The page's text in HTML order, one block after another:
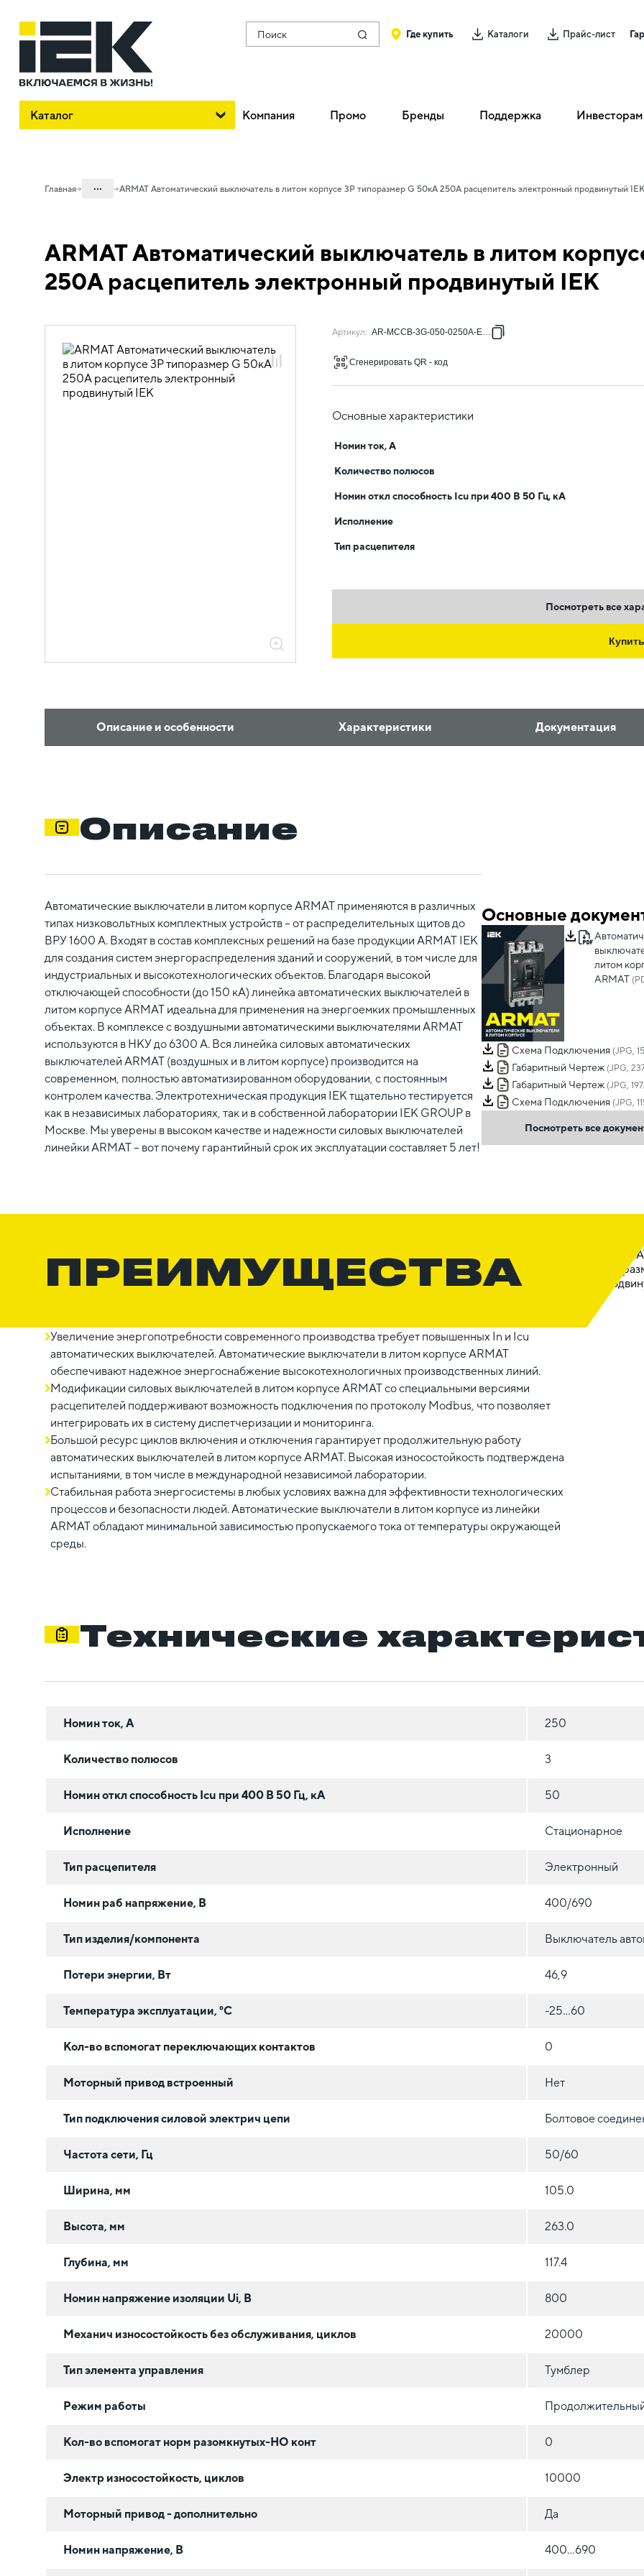
Поиск Где купить Каталоги Прайс-лист
Каталог Компания Промо Бренды Поддержка Инвесторам
Главная ...
02. Силовое оборудование защиты и
коммутации
02.01 Силовые автоматические
выключатели в литом корпусе и доп.
выключатели ARMAT и доп. устройства
02.01.01.01 Силовые автоматические
выключатели
ARMAT Автоматический выключатель в литом корпусе 3P типоразмер G 50кА 250А расцепитель электронный продвинутый IEK
ARMAT Автоматический выключатель в литом
250А расцепитель электронный продвинутый IEK
Артикул: AR-MCCB-3G-050-0250A-ELPC
Сгенерировать QR - код
Основные характеристики
Номин ток, А
Количество полюсов
Номин откл способность Icu при 400 В 50 Гц, кА
Исполнение
Тип расцепителя
Посмотреть все
Купить
Описание и особенности Характеристики Документация
Описание
Автоматические выключатели в литом корпусе ARMAT применяются в различных
типах низковольтных комплектных устройств – от распределительных щитов до
ВРУ 1600 А. Входят в состав комплексных решений на базе продукции ARMAT IEK
для создания систем энергораспределения зданий и сооружений, в том числе для
индустриальных и высокотехнологических объектов. Благодаря высокой
отключающей способности (до 150 кА) линейка автоматических выключателей в
литом корпусе ARMAT идеальна для применения на энергоемких промышленных
объектах. В комплексе с воздушными автоматическими выключателями ARMAT
используются в НКУ до 6300 А. Вся линейка силовых автоматических
выключателей ARMAT (воздушных и в литом корпусе) производится на
современном, полностью автоматизированном оборудовании, с постоянным
контролем качества. Электротехническая продукция IEK тщательно тестируется
как в независимых лабораториях, так и в собственной лаборатории IEK GROUP в
Москве. Мы уверены в высоком качестве и надежности силовых выключателей
линейки ARMAT – вот почему гарантийный срок их эксплуатации составляет 5 лет!
Основные
литом
ARMAT
Схема Подключения (JPG,
Габаритный Чертеж (JPG,
Габаритный Чертеж (JPG,
Схема Подключения (JPG,
Посмотреть все
ПРЕИМУЩЕСТВА
Увеличение энергопотребности современного производства требует повышенных In и Icu
автоматических выключателей. Автоматические выключатели в литом корпусе ARMAT
обеспечивают надежное энергоснабжение высокотехнологичных производственных линий.
Модификации силовых выключателей в литом корпусе ARMAT со специальными версиями
расцепителей поддерживают возможность подключения по протоколу Modbus, что позволяет
интегрировать их в систему диспетчеризации и мониторинга.
Большой ресурс циклов включения и отключения гарантирует продолжительную работу
автоматических выключателей в литом корпусе ARMAT. Высокая износостойкость подтверждена
испытаниями, в том числе в международной независимой лаборатории.
Стабильная работа энергосистемы в любых условиях важна для эффективности технологических
процессов и безопасности людей. Автоматические выключатели в литом корпусе из линейки
ARMAT обладают минимальной зависимостью пропускаемого тока от температуры окружающей
среды.
Технические
Номин ток, А 250
Количество полюсов 3
Номин откл способность Icu при 400 В 50 Гц, кА 50
Исполнение Стационарное
Тип расцепителя Электронный
Номин раб напряжение, В 400/690
Тип изделия/компонента Выключатель
Потери энергии, Вт 46,9
Температура эксплуатации, °C -25...60
Кол-во вспомогат переключающих контактов 0
Моторный привод встроенный Нет
Тип подключения силовой электрич цепи Болтовое
Частота сети, Гц 50/60
Ширина, мм 105.0
Высота, мм 263.0
Глубина, мм 117.4
Номин напряжение изоляции Ui, В 800
Механич износостойкость без обслуживания, циклов 20000
Тип элемента управления Тумблер
Режим работы
Кол-во вспомогат норм разомкнутых-НО конт 0
Электр износостойкость, циклов 10000
Моторный привод - дополнительно Да
Номин напряжение, В 400...690